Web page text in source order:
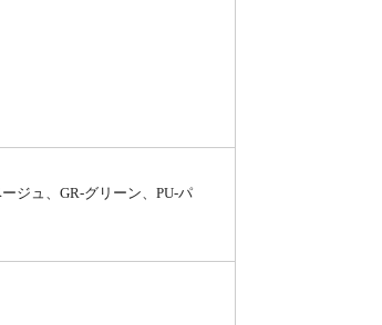
ジュ、GR-グリーン、PU-パ